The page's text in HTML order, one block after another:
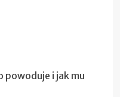
powoduje i jak mu